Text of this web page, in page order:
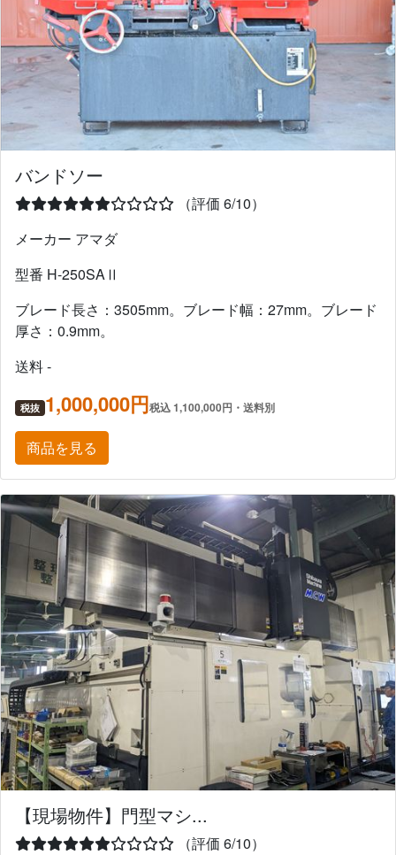
バンドソー
（評価 6/10）
メーカー アマダ
型番 H-250SAⅡ
ブレード長さ：3505mm。ブレード幅：27mm。ブレード
厚さ：0.9mm。
送料 -
税抜 1,000,000円税込 1,100,000円・送料別
商品を見る
【現場物件】門型マシ...
（評価 6/10）